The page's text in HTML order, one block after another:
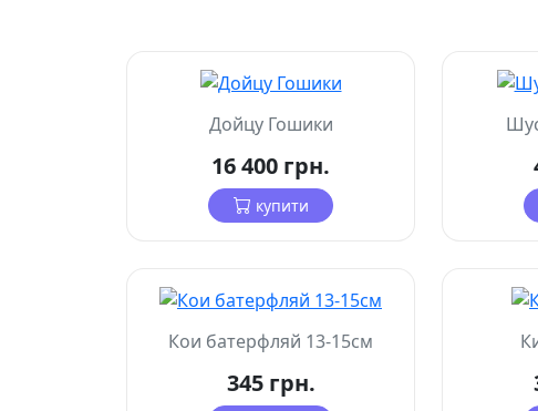
Дойцу Гошики
16 400 грн.
купити
Кои батерфляй 13-15см
345 грн.